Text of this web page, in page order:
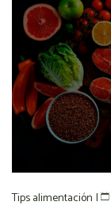
Tips alimentación |